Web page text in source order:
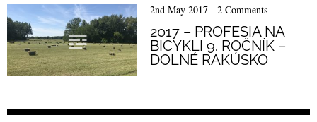
2nd May 2017 - 2 Comments
2017 – PROFESIA NA
BICYKLI 9. ROČNÍK –
DOLNÉ RAKÚSKO